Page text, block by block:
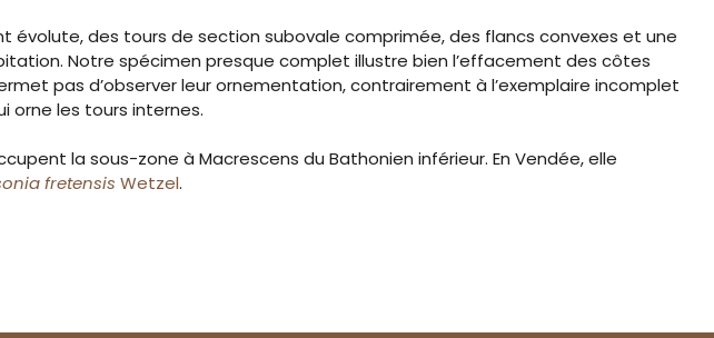
des tours de section subovale comprimée, des flancs convexes et une
Notre spécimen presque complet illustre bien l’effacement des côtes
pas d’observer leur ornementation, contrairement à l’exemplaire incomplet
orne les tours internes.
la sous-zone à Macrescens du Bathonien inférieur. En Vendée, elle
fretensis Wetzel.